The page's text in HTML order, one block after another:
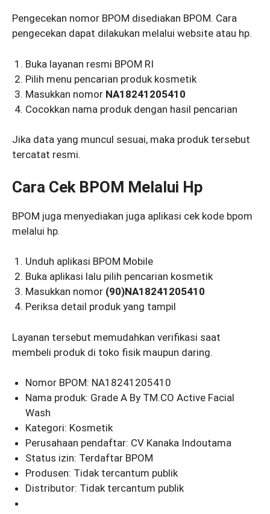
Pengecekan nomor BPOM disediakan BPOM. Cara
pengecekan dapat dilakukan melalui website atau hp.
Buka layanan resmi BPOM RI
Pilih menu pencarian produk kosmetik
Masukkan nomor NA18241205410
Cocokkan nama produk dengan hasil pencarian
Jika data yang muncul sesuai, maka produk tersebut
tercatat resmi.
Cara Cek BPOM Melalui Hp
BPOM juga menyediakan juga aplikasi cek kode bpom
melalui hp.
Unduh aplikasi BPOM Mobile
Buka aplikasi lalu pilih pencarian kosmetik
Masukkan nomor (90)NA18241205410
Periksa detail produk yang tampil
Layanan tersebut memudahkan verifikasi saat
membeli produk di toko fisik maupun daring.
Nomor BPOM: NA18241205410
Nama produk: Grade A By TM.CO Active Facial
Wash
Kategori: Kosmetik
Perusahaan pendaftar: CV Kanaka Indoutama
Status izin: Terdaftar BPOM
Produsen: Tidak tercantum publik
Distributor: Tidak tercantum publik